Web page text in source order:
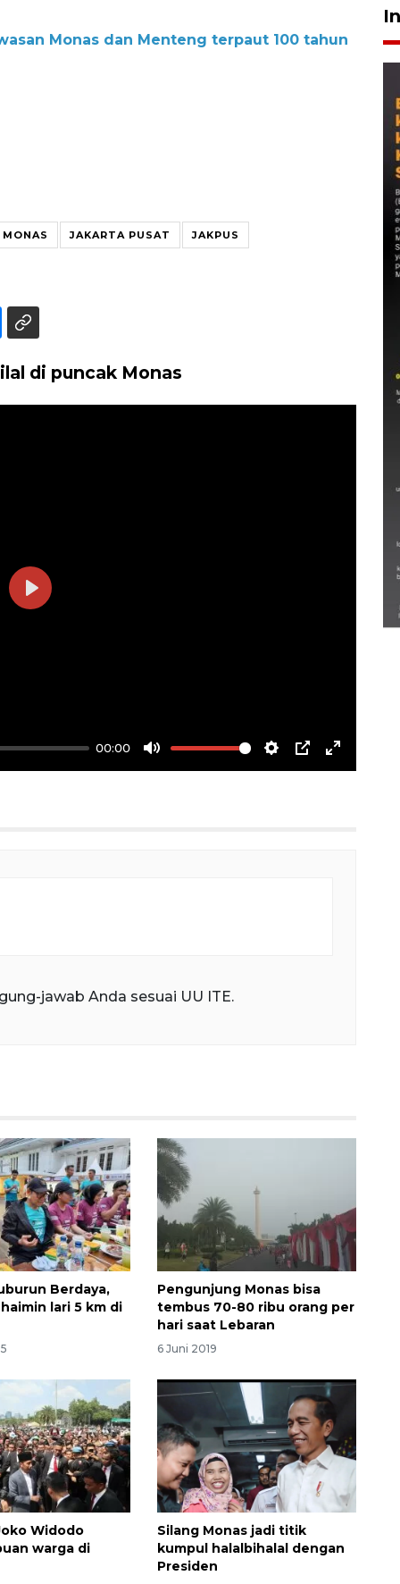
Monas dan Menteng terpaut 100 tahun
JAKARTA PUSAT JAKPUS
di puncak Monas
00:00
Mute Settings
PIP Enter
Play
jawab Anda sesuai UU ITE.
Berdaya,
lari 5 km di
Pengunjung Monas bisa
tembus 70-80 ribu orang per
hari saat Lebaran
6 Juni 2019
Widodo
warga di
Silang Monas jadi titik
kumpul halalbihalal dengan
Presiden